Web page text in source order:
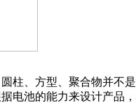
柱、方型、聚合物并不
电池的能力来设计产品